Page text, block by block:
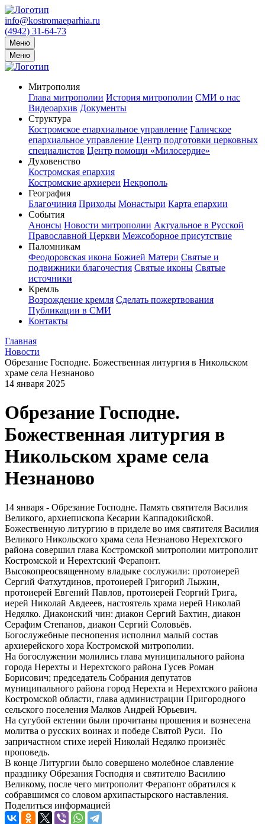
info@kostromaeparhia.ru
(4942) 31-64-73
Меню
Меню
Митрополия
Глава митрополии История митрополии СМИ о нас
Видеоархив Документы
Структура
Костромское епархиальное управление Галичское
епархиальное управление Центр подготовки церковных
специалистов Центр помощи «Милосердие»
Духовенство
Костромская епархия
Костромские архиереи Некрополь
География
Благочиния Приходы Монастыри Карта епархии
События
Анонсы Новости митрополии Актуальное в Русской
Православной Церкви Межсоборное присутствие
Паломникам
Феодоровская икона Божией Матери Святые и
подвижники благочестия Святые иконы Святые
источники
Кремль
Возрождение кремля Сделать пожертвования
Публикации в СМИ
Контакты
Главная
Новости
Обрезание Господне. Божественная литургия в Никольском
храме села Незнаново
14 января 2025
Обрезание Господне.
Божественная литургия в
Никольском храме села
Незнаново
14 января - Обрезание Господне. Память святителя Василия
Великого, архиепископа Кесарии Каппадокийской.
Божественную литургию в приделе во имя святителя Василия
Великого Никольского храма села Незнаново Нерехтского
района совершил глава Костромской митрополии митрополит
Костромской и Нерехтский Ферапонт.
Высокопреосвященному владыке сослужили: протоиерей
Сергий Фатхутдинов, протоиерей Григорий Лыжин,
протоиерей Евгений Павлов, протоиерей Георгий Грига,
иерей Николай Авдееев, настоятель храма иерей Николай
Недялко. Диаконский чин: диакон Сергий Бахтин, диакон
Серафим Степанов, диакон Сергий Соловьёв.
Богослужебные песнопения исполнил малый состав
архиерейского хора Костромской митрополии.
На богослужении молились глава муниципального района
города Нерехты и Нерехтского района Гусев Роман
Борисович; председатель Собрания депутатов
муниципального района город Нерехта и Нерехтского района
Костромской области, глава администрации Пригородного
сельского поселения Малков Андрей Юрьевич.
На сугубой ектении были прочитаны прошения и вознесена
молитва о русских воинах и победе Святой Руси. По
запричастном стихе иерей Николай Недялко произнёс
проповедь.
В конце Литургии было совершено молебное славление
празднику Обрезания Господня и святителю Василию
Великому, после чего митрополит Ферапонт обратился к
собравшимся со словом архипастырского наставления.
Поделиться информацией